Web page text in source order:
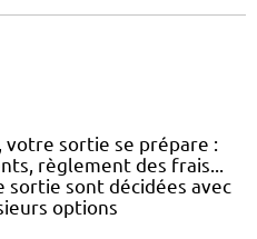
sortie se prépare :
règlement des frais...
sortie sont décidées avec
options